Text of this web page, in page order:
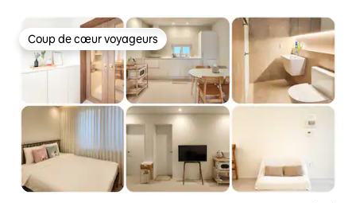
Coup de cœur voyageurs
Coup de cœur voyageurs